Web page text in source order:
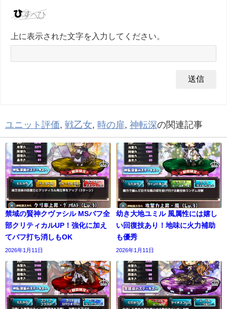
上に表示された文字を入力してください。
ユニット評価, 戦乙女, 時の扉, 神転深の関連記事
禁域の賢神クヴァシル MSバフ全
部クリティカルUP！強化に加え
てバフ打ち消しもOK
2026年1月11日
幼き大地ユミル 風属性には嬉し
い回復技あり！地味に火力補助
も優秀
2026年1月11日